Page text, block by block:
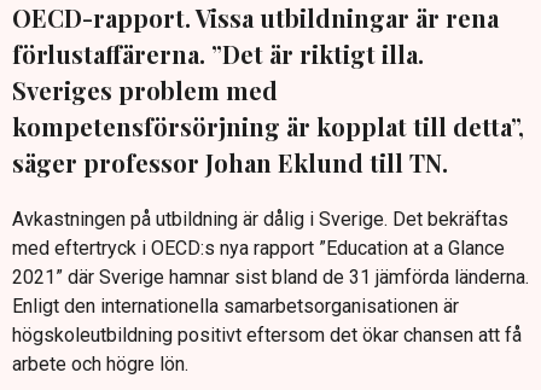
OECD-rapport. Vissa utbildningar är rena
förlustaffärerna. ”Det är riktigt illa.
Sveriges problem med
kompetensförsörjning är kopplat till detta”,
säger professor Johan Eklund till TN.
Avkastningen på utbildning är dålig i Sverige. Det bekräftas
med eftertryck i OECD:s nya rapport ”Education at a Glance
2021” där Sverige hamnar sist bland de 31 jämförda länderna.
Enligt den internationella samarbetsorganisationen är
högskoleutbildning positivt eftersom det ökar chansen att få
arbete och högre lön.